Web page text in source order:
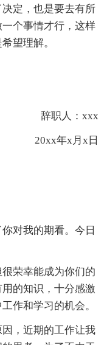
定，也是要去有所
个事情才行，这样
望理解。
辞职人：xxx
20xx年x月x日
对我的期看。今日
荣幸能成为你们的
的知识，十分感激
作和学习的机会。
，近期的工作让我